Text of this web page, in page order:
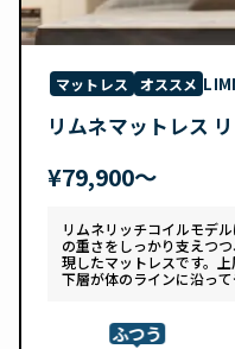
マットレス オススメ
リムネマットレス
¥79,900〜
リムネリッチコイルモデ
の重さをしっかり支えつ
現したマットレスです。
下層が体のラインに沿っ
ンで、カバーは自宅で洗
ふつう